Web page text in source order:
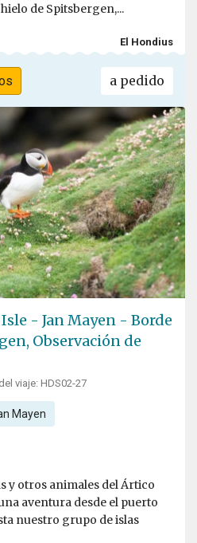
de Spitsbergen,...
El Hondius
a pedido
- Jan Mayen - Borde
Observación de
viaje: HDS02-27
Mayen
y otros animales del Ártico
aventura desde el puerto
nuestro grupo de islas